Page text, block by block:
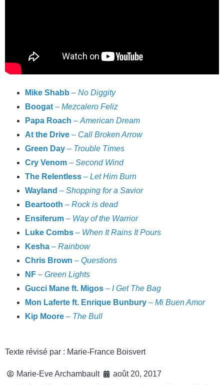
Mike Shabb – No Diggity
Boogat – Mezcalero Feliz
Papa Roach – American Dream
At the Drive – Call Broken Arrow
Green Day – Trouble Times
Cry Venom – Second Wind
The Relentless – Let Him Burn
Wayland – Shopping for a Savior
Beartooth – Rock is dead
Ensiferum – Way of the Warrior
Luke Combs – When It Rains It Pours
Kesha – Rainbow
Chris Brown – Questions
NF – Green Lights
Gucci Mane ft. Migos – I Get The Bag
Mon Laferte ft. Enrique Bunbury – Mi Buen Amor
Kip Moore – The Bull
Texte révisé par : Marie-France Boisvert
Marie-Eve Archambault
août 20, 2017